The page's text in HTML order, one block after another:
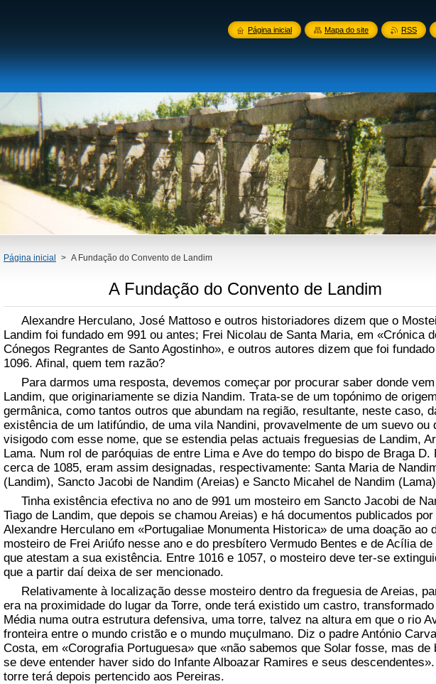
Página inicial > A Fundação do Convento de Landim
A Fundação do Convento de Landim
Alexandre Herculano, José Mattoso e outros historiadores dizem que o
Landim foi fundado em 991 ou antes; Frei Nicolau de Santa Maria, em «Crónica
Cónegos Regrantes de Santo Agostinho», e outros autores dizem que foi
1096. Afinal, quem tem razão?
Para darmos uma resposta, devemos começar por procurar saber donde
Landim, que originariamente se dizia Nandim. Trata-se de um topónimo de origem
germânica, como tantos outros que abundam na região, resultante, neste caso,
existência de um latifúndio, de uma vila Nandini, provavelmente de um suevo ou
visigodo com esse nome, que se estendia pelas actuais freguesias de Landim,
Lama. Num rol de paróquias de entre Lima e Ave do tempo do bispo de Braga D.
cerca de 1085, eram assim designadas, respectivamente: Santa Maria de
(Landim), Sancto Jacobi de Nandim (Areias) e Sancto Micahel de Nandim
Tinha existência efectiva no ano de 991 um mosteiro em Sancto Jacobi de
Tiago de Landim, que depois se chamou Areias) e há documentos publicados por
Alexandre Herculano em «Portugaliae Monumenta Historica» de uma doação ao
mosteiro de Frei Ariúfo nesse ano e do presbítero Vermudo Bentes e de Acília de
que atestam a sua existência. Entre 1016 e 1057, o mosteiro deve ter-se
que a partir daí deixa de ser mencionado.
Relativamente à localização desse mosteiro dentro da freguesia de Areias,
era na proximidade do lugar da Torre, onde terá existido um castro,
Média numa outra estrutura defensiva, uma torre, talvez na altura em que o rio
fronteira entre o mundo cristão e o mundo muçulmano. Diz o padre António
Costa, em «Corografia Portuguesa» que «não sabemos que Solar fosse, mas de
se deve entender haver sido do Infante Alboazar Ramires e seus
torre terá depois pertencido aos Pereiras.
Página inicial Mapa do site RSS